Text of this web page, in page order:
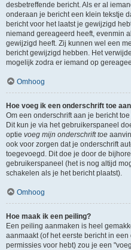
desbetreffende bericht. Als er al
onderaan je bericht een klein tekstje
bericht voor het laatst je gewijzigd
niemand gereageerd heeft, evenmin
gewijzigd heeft. Zij kunnen wel een
bericht gewijzigd hebben. Het
mogelijk zodra er iemand op
Omhoog
Hoe voeg ik een onderschrift toe
Om een onderschrift aan je bericht
Dit kun je via het gebruikerspaneel
optie voeg mijn onderschrift toe
ook voor zorgen dat je onderschrift
toegevoegd. Dit doe je door de
gebruikerspaneel (het is nog altijd
schakelen als je het bericht plaatst).
Omhoog
Hoe maak ik een peiling?
Een peiling aanmaken is heel
aanmaakt (of het eerste bericht in
permissies voor hebt) zou je een